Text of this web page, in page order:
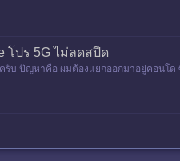
โปร 5G ไม่ลดสปีด
บ ปัญหาคือ ผมต้องแยกออกมาอยู่คอนโด ซึ่